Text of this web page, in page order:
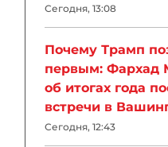
Сегодня, 13:08
Почему Трамп
первым: Фархад
об итогах года
встречи в
Сегодня, 12:43